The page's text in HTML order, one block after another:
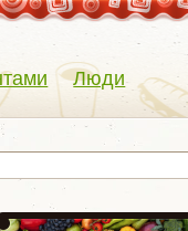
Люди